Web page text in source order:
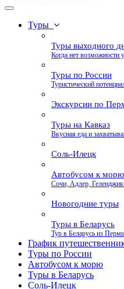
Туры
Туры выходного
Когда нет возможности
Туры по России
Туристический
Экскурсии по
Туры на Кавказ
Вкусная еда и
Соль-Илецк
Автобусом к морю
Сочи, Адлер,
Новогодние туры
Туры в Беларусь
Тур в Беларусь из Перми
График
Туры по России
Автобусом к морю
Туры в Беларусь
Соль-Илецк